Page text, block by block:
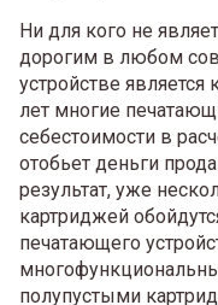
Ни для кого не
дорогим в любом
устройстве
лет многие
себестоимости в
отобьет деньги
результат, уже
картриджей
печатающего
полупустыми